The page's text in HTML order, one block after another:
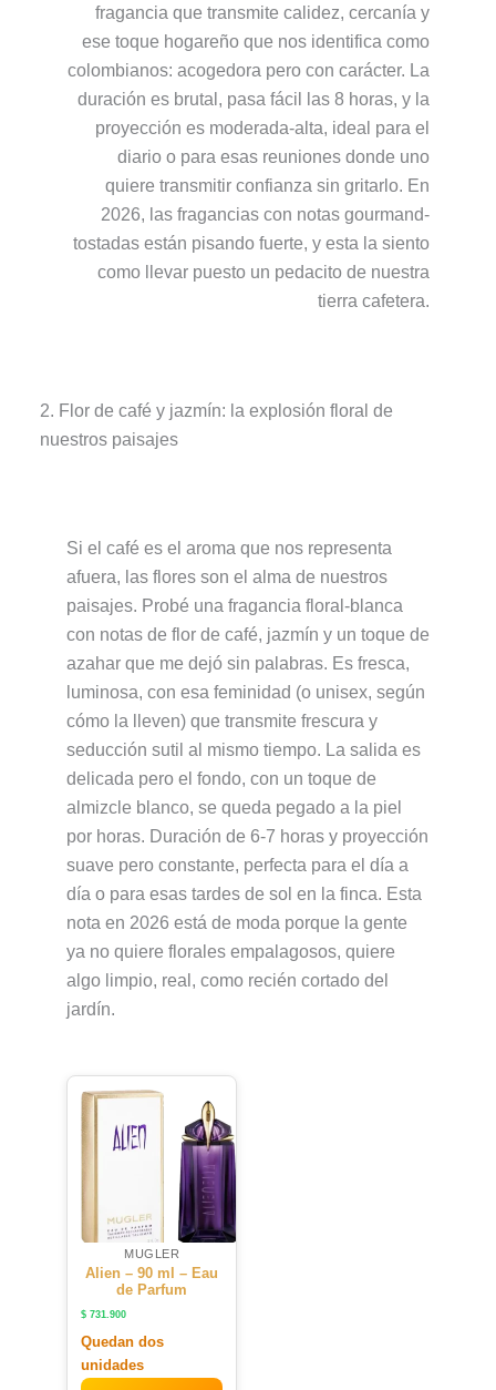
fragancia que transmite calidez, cercanía y
ese toque hogareño que nos identifica como
colombianos: acogedora pero con carácter. La
duración es brutal, pasa fácil las 8 horas, y la
proyección es moderada-alta, ideal para el
diario o para esas reuniones donde uno
quiere transmitir confianza sin gritarlo. En
2026, las fragancias con notas gourmand-
tostadas están pisando fuerte, y esta la siento
como llevar puesto un pedacito de nuestra
tierra cafetera.
2. Flor de café y jazmín: la explosión floral de
nuestros paisajes
Si el café es el aroma que nos representa
afuera, las flores son el alma de nuestros
paisajes. Probé una fragancia floral-blanca
con notas de flor de café, jazmín y un toque de
azahar que me dejó sin palabras. Es fresca,
luminosa, con esa feminidad (o unisex, según
cómo la lleven) que transmite frescura y
seducción sutil al mismo tiempo. La salida es
delicada pero el fondo, con un toque de
almizcle blanco, se queda pegado a la piel
por horas. Duración de 6-7 horas y proyección
suave pero constante, perfecta para el día a
día o para esas tardes de sol en la finca. Esta
nota en 2026 está de moda porque la gente
ya no quiere florales empalagosos, quiere
algo limpio, real, como recién cortado del
jardín.
MUGLER
Alien – 90 ml – Eau
de Parfum
$ 731.900
Quedan dos
unidades